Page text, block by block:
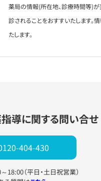
薬局の情報(所在地、診療時間等)が
診されることをおすすいたします。
たします。
導に関する問い合せ
404-430
18:00（平日・土日祝営業）